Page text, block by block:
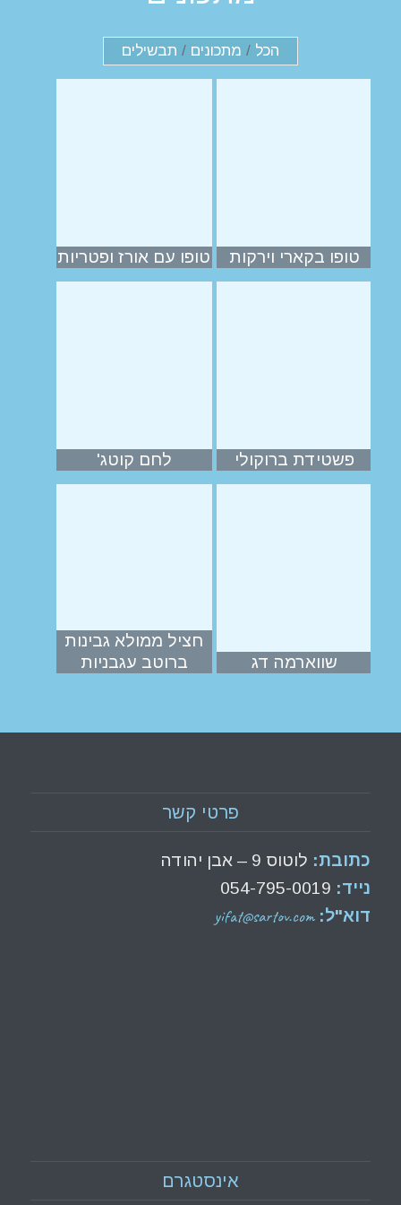
הכל / מתכונים / תבשילים
טופו בקארי וירקות טופו עם אורז ופטריות
פשטידת ברוקולי לחם קוטג'
שווארמה דג
חציל ממולא גבינות
ברוטב עגבניות
פרטי קשר
כתובת: לוטוס 9 – אבן יהודה
נייד: 054-795-0019
דוא"ל:yifat@sartov.com
אינסטגרם